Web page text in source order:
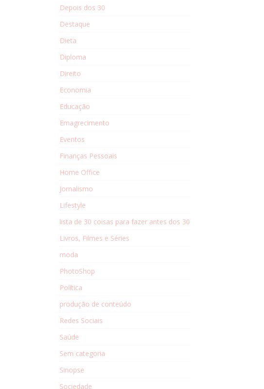
Depois dos 30
Destaque
Dieta
Diploma
Direito
Economia
Educação
Emagrecimento
Eventos
Finanças Pessoais
Home Office
Jornalismo
Lifestyle
lista de 30 coisas para fazer antes dos 30
Livros, Filmes e Séries
moda
PhotoShop
Política
produção de conteúdo
Redes Sociais
Saúde
Sem categoria
Sinopse
Sociedade